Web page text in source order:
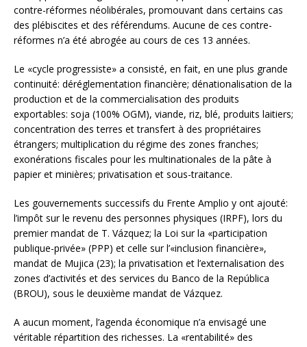
contre-réformes néolibérales, promouvant dans certains cas
des plébiscites et des référendums. Aucune de ces contre-
réformes n’a été abrogée au cours de ces 13 années.
Le «cycle progressiste» a consisté, en fait, en une plus grande
continuité: déréglementation financière; dénationalisation de la
production et de la commercialisation des produits
exportables: soja (100% OGM), viande, riz, blé, produits laitiers;
concentration des terres et transfert à des propriétaires
étrangers; multiplication du régime des zones franches;
exonérations fiscales pour les multinationales de la pâte à
papier et minières; privatisation et sous-traitance.
Les gouvernements successifs du Frente Amplio y ont ajouté:
l’impôt sur le revenu des personnes physiques (IRPF), lors du
premier mandat de T. Vázquez; la Loi sur la «participation
publique-privée» (PPP) et celle sur l’«inclusion financière»,
mandat de Mujica (23); la privatisation et l’externalisation des
zones d’activités et des services du Banco de la República
(BROU), sous le deuxième mandat de Vázquez.
A aucun moment, l’agenda économique n’a envisagé une
véritable répartition des richesses. La «rentabilité» des